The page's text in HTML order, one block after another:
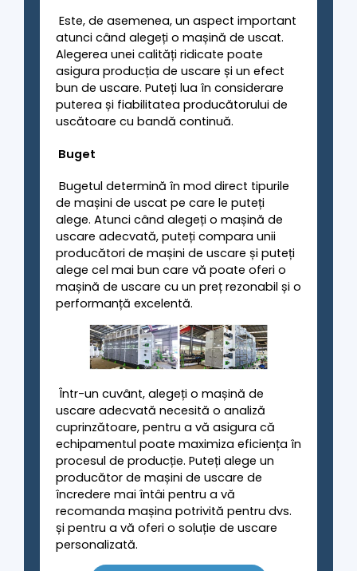
Este, de asemenea, un aspect important
atunci când alegeți o mașină de uscat.
Alegerea unei calități ridicate poate
asigura producția de uscare și un efect
bun de uscare. Puteți lua în considerare
puterea și fiabilitatea producătorului de
uscătoare cu bandă continuă.
Buget
Bugetul determină în mod direct tipurile
de mașini de uscat pe care le puteți
alege. Atunci când alegeți o mașină de
uscare adecvată, puteți compara unii
producători de mașini de uscare și puteți
alege cel mai bun care vă poate oferi o
mașină de uscare cu un preț rezonabil și o
performanță excelentă.
Într-un cuvânt, alegeți o mașină de
uscare adecvată necesită o analiză
cuprinzătoare, pentru a vă asigura că
echipamentul poate maximiza eficiența în
procesul de producție. Puteți alege un
producător de mașini de uscare de
încredere mai întâi pentru a vă
recomanda mașina potrivită pentru dvs.
și pentru a vă oferi o soluție de uscare
personalizată.